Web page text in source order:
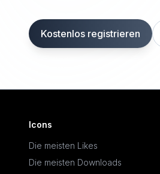
Kostenlos registrieren
Icons
Die meisten Likes
Die meisten Downloads